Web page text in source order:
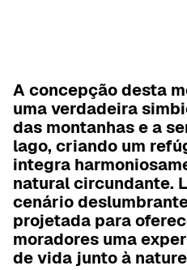
A concepção desta
uma verdadeira
das montanhas e a
lago, criando um
integra
natural circundante.
cenário
projetada para
moradores uma
de vida junto à